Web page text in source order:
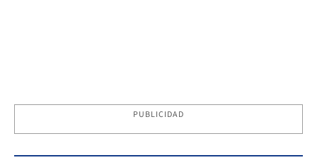
PUBLICIDAD